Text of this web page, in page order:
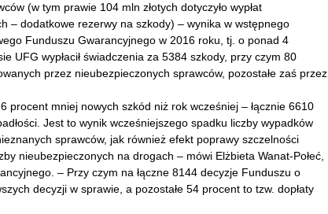
(w tym prawie 104 mln złotych dotyczyło wypłat
– dodatkowe rezerwy na szkody) – wynika w wstępnego
Funduszu Gwarancyjnego w 2016 roku, tj. o ponad 4
UFG wypłacił świadczenia za 5384 szkody, przy czym 80
przez nieubezpieczonych sprawców, pozostałe zaś przez
procent mniej nowych szkód niż rok wcześniej – łącznie 6610
Jest to wynik wcześniejszego spadku liczby wypadków
sprawców, jak również efekt poprawy szczelności
nieubezpieczonych na drogach – mówi Elżbieta Wanat-Połeć,
– Przy czym na łączne 8144 decyzje Funduszu o
decyzji w sprawie, a pozostałe 54 procent to tzw. dopłaty